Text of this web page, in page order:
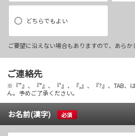
どちらでもよい
ご要望に沿えない場合もありますので、あらか
ご連絡先
※『”』、『"』、『'』、『,』、『?』、TAB、
ん。予めご了承ください。
お名前(漢字) 必須